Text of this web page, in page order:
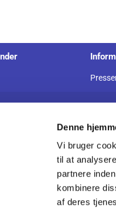
Denne
Vi bruger
til at
partnere
kombinere
af deres